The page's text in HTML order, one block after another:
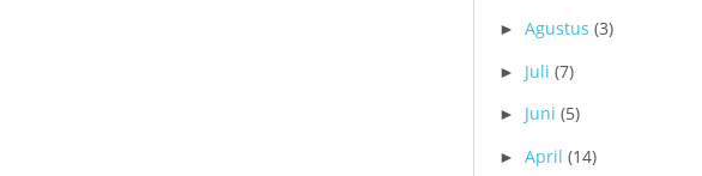
► Agustus (3)
► Juli (7)
► Juni (5)
► April (14)